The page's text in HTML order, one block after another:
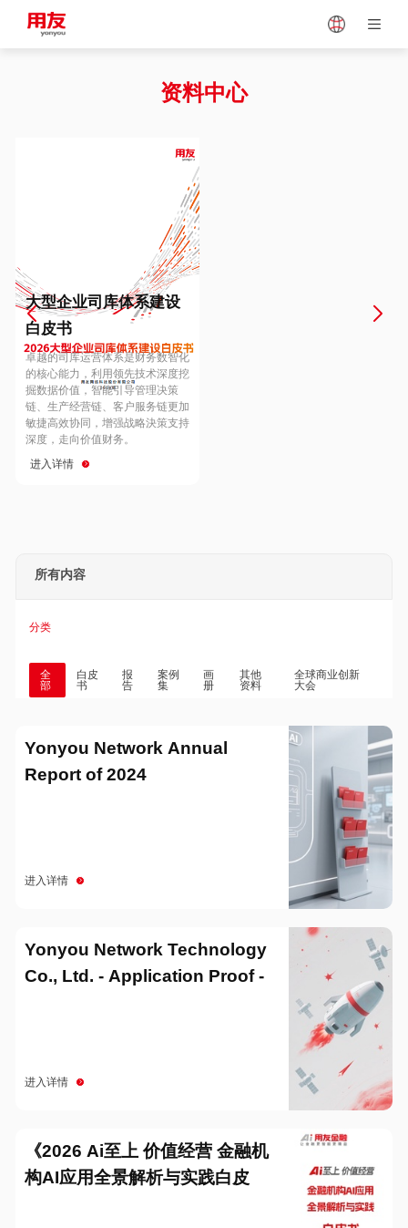
Vietnam
Europe
Hungary
Hong Kong
资料中心
大型企业司库体系建设
白皮书
卓越的司库运营体系是财务数智化
的核心能力，利用领先技术深度挖
掘数据价值，智能引导管理决策
链、生产经营链、客户服务链更加
敏捷高效协同，增强战略決策支持
深度，走向价值财务。
进入详情
所有内容
分类
全
部
白皮
书
报
告
案例
集
画
册
其他
资料
全球商业创新
大会
Yonyou Network Annual
Report of 2024
进入详情
Yonyou Network Technology
Co., Ltd. - Application Proof -
进入详情
《2026 Ai至上 价值经营 金融机
构AI应用全景解析与实践白皮